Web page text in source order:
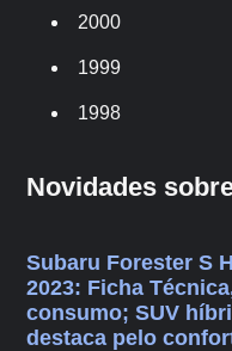
2000
1999
1998
Novidades
Subaru Forester S
2023: Ficha
consumo; SUV
destaca pelo